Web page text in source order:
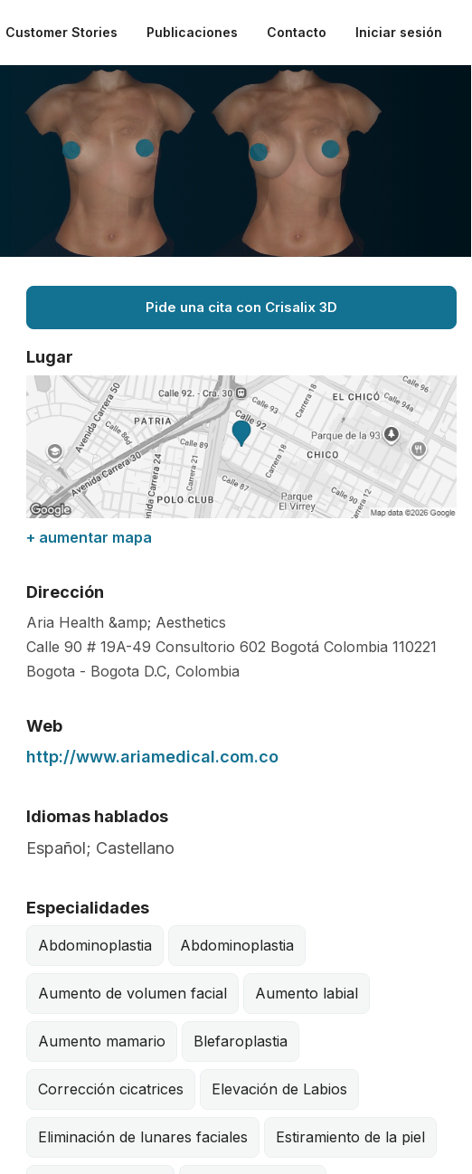
Customer Stories Publicaciones Contacto Iniciar sesión
Pide una cita con Crisalix 3D
Lugar
+ aumentar mapa
Dirección
Aria Health &amp; Aesthetics
Calle 90 # 19A-49 Consultorio 602 Bogotá Colombia 110221
Bogota - Bogota D.C, Colombia
Web
http://www.ariamedical.com.co
Idiomas hablados
Español; Castellano
Especialidades
Abdominoplastia Abdominoplastia
Aumento de volumen facial Aumento labial
Aumento mamario Blefaroplastia
Corrección cicatrices Elevación de Labios
Eliminación de lunares faciales Estiramiento de la piel